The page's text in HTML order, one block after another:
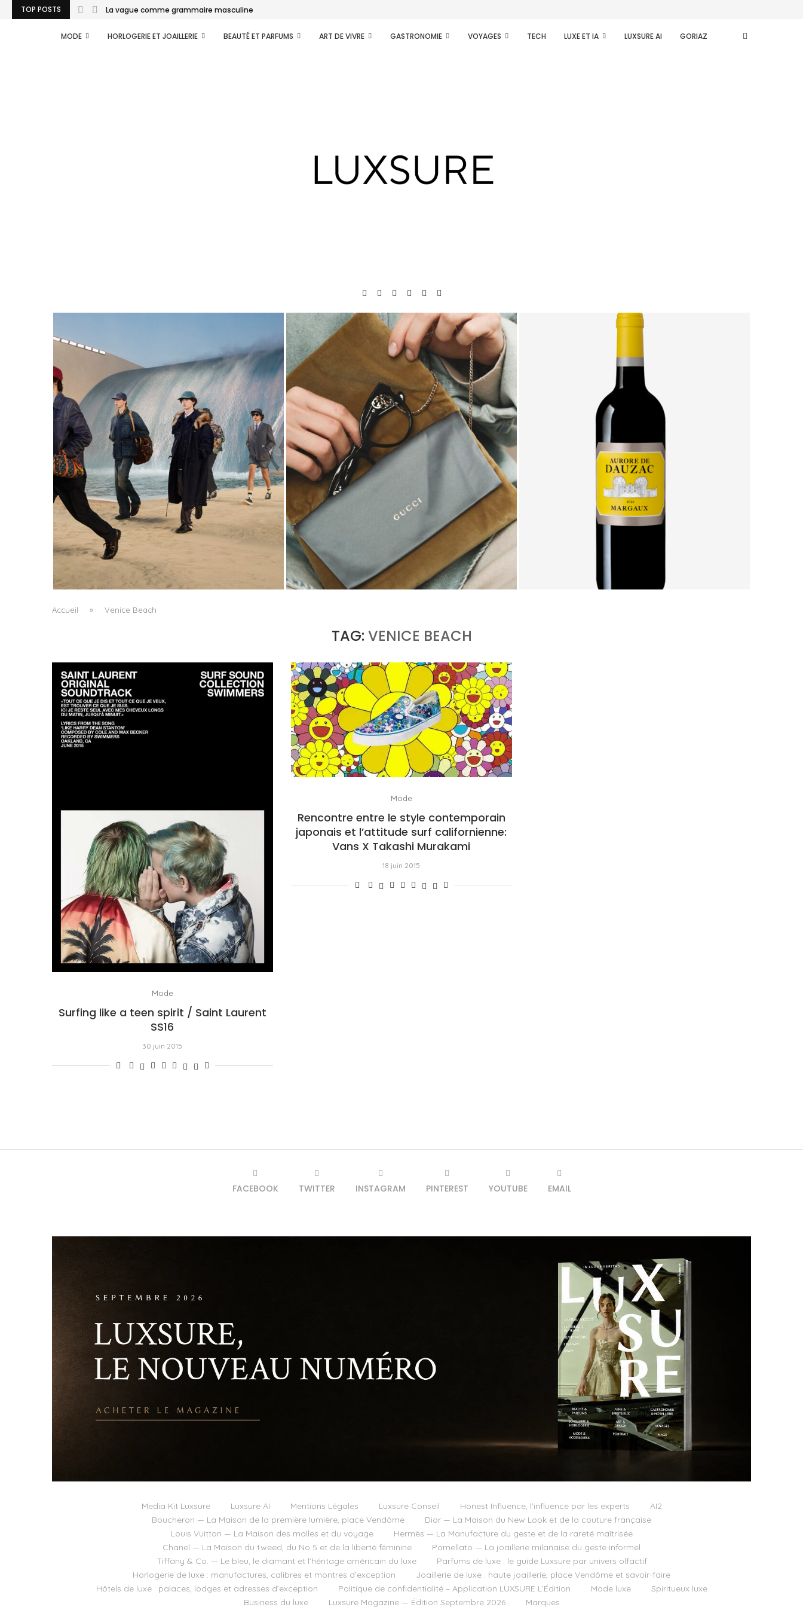
TOP POSTS La vague comme grammaire masculine
MODE HORLOGERIE ET JOAILLERIE BEAUTÉ ET PARFUMS ART DE VIVRE GASTRONOMIE VOYAGES TECH LUXE ET IA LUXSURE AI GORIAZ
LA VAGUE COMME GRAMMAIRE MASCULINE
by PASCAL IAKOVOU
LE RETOUR DE KERING COMMENCE HORS DE
GUCCI
byPASCAL IAKOVOU
AURORE DE DAUZAC 2021 : CE QUE LES
GRAVES SABLEUSES DE MARGAUX...
Accueil » Venice Beach
TAG: VENICE BEACH
Mode
Surfing like a teen spirit / Saint Laurent
SS16
30 juin 2015
Mode
Rencontre entre le style contemporain
japonais et l’attitude surf californienne:
Vans X Takashi Murakami
18 juin 2015
FACEBOOK TWITTER INSTAGRAM PINTEREST YOUTUBE EMAIL
Media Kit Luxsure Luxsure AI Mentions Légales Luxsure Conseil Honest Influence, l’influence par les experts
AI2
Boucheron — La Maison de la première lumière, place Vendôme
Dior — La Maison du New Look et de la couture française
Louis Vuitton — La Maison des malles et du voyage
Hermès — La Manufacture du geste et de la rareté maîtrisée
Chanel — La Maison du tweed, du No 5 et de la liberté féminine
Pomellato — La joaillerie milanaise du geste informel
Tiffany & Co. — Le bleu, le diamant et l’héritage américain du luxe
Parfums de luxe : le guide Luxsure par univers olfactif
Horlogerie de luxe : manufactures, calibres et montres d’exception
Joaillerie de luxe : haute joaillerie, place Vendôme et savoir-faire
Hôtels de luxe : palaces, lodges et adresses d’exception
Politique de confidentialité – Application LUXSURE L’Édition Mode luxe
Spiritueux luxe
Business du luxe
Luxsure Magazine — Édition Septembre 2026 Marques